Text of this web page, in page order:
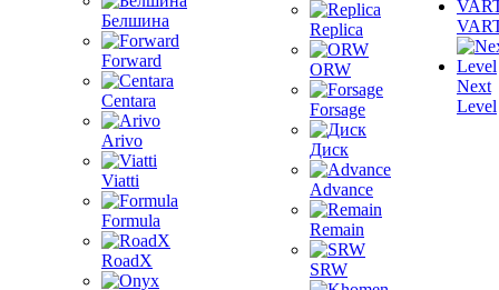
Белшина
Forward
Centara
Arivo
Viatti
Formula
RoadX
Replica
ORW
Forsage
Диск
Advance
Remain
SRW
Next
Level